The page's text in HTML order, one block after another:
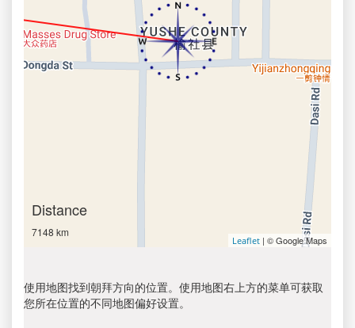
Distance
7148 km
Leaflet | © Google Maps
使用地图找到朝拜方向的位置。使用地图右上方的菜单可获取
您所在位置的不同地图偏好设置。